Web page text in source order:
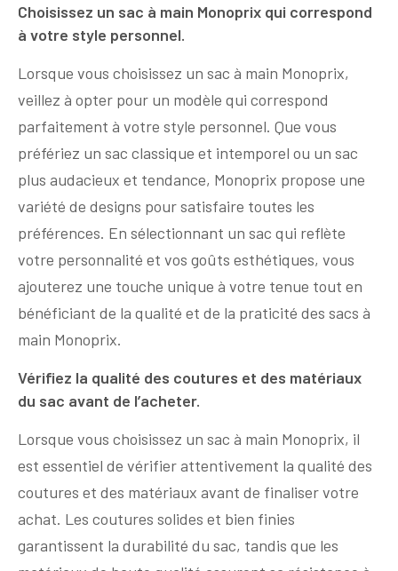
Choisissez un sac à main Monoprix qui correspond
à votre style personnel.
Lorsque vous choisissez un sac à main Monoprix,
veillez à opter pour un modèle qui correspond
parfaitement à votre style personnel. Que vous
préfériez un sac classique et intemporel ou un sac
plus audacieux et tendance, Monoprix propose une
variété de designs pour satisfaire toutes les
préférences. En sélectionnant un sac qui reflète
votre personnalité et vos goûts esthétiques, vous
ajouterez une touche unique à votre tenue tout en
bénéficiant de la qualité et de la praticité des sacs à
main Monoprix.
Vérifiez la qualité des coutures et des matériaux
du sac avant de l’acheter.
Lorsque vous choisissez un sac à main Monoprix, il
est essentiel de vérifier attentivement la qualité des
coutures et des matériaux avant de finaliser votre
achat. Les coutures solides et bien finies
garantissent la durabilité du sac, tandis que les